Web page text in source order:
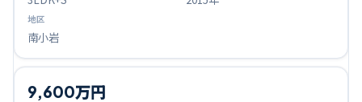
南小岩
9,600万円